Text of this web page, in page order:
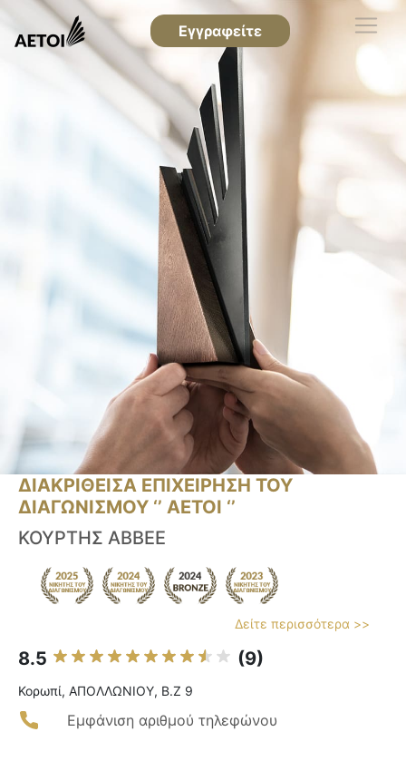
Εγγραφείτε
ΔΙΑΚΡΙΘΕΙΣΑ ΕΠΙΧΕΙΡΗΣΗ ΤΟΥ
ΔΙΑΓΩΝΙΣΜΟΥ ‘’ ΑΕΤΟΙ ‘’
ΚΟΥΡΤΗΣ ΑΒΒΕΕ
Δείτε περισσότερα >>
8.5 (9)
Κορωπί, ΑΠΟΛΛΩΝΙΟΥ, Β.Ζ 9
Εμφάνιση αριθμού τηλεφώνου